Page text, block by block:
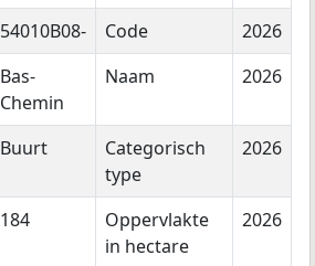
54010B08- Code
2026
Bas-
Chemin
Naam 2026
Buurt
Categorisch
type
2026
184
Oppervlakte
in hectare
2026